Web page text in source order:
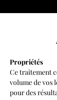
Propriétés
Ce traitement
volume de vos
pour des